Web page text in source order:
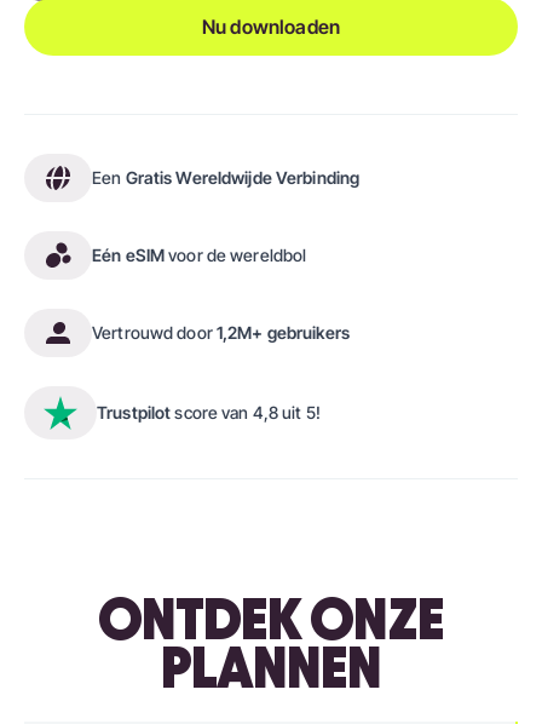
Nu downloaden
Een Gratis Wereldwijde Verbinding
Eén eSIMvoor de wereldbol
Vertrouwd door1,2M+ gebruikers
Trustpilotscore van 4,8 uit 5!
ONTDEK ONZE
PLANNEN